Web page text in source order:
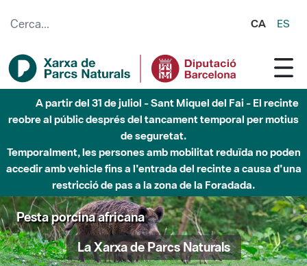
CA ES
A partir del 31 de juliol - Sant Miquel del Fai - El recinte
reobre al públic després del tancament temporal per motius
de seguretat.
Temporalment, les persones amb mobilitat reduïda no poden
accedir amb vehicle fins a l'entrada del recinte a causa d'una
restricció de pas a la zona de la Foradada.
Pesta porcina africana
La Xarxa de Parcs Naturals